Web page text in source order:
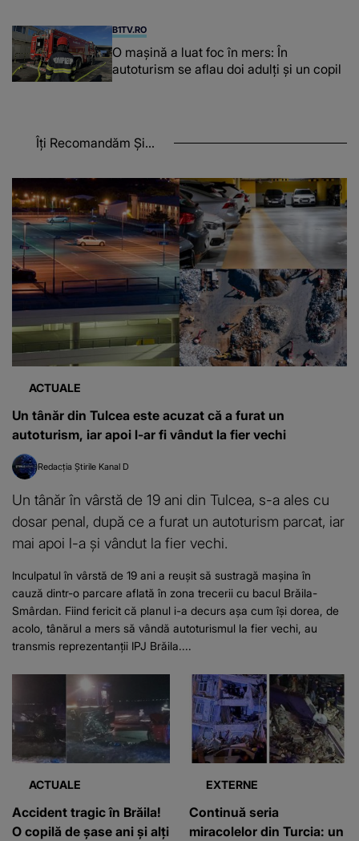
B1TV.RO
O maşină a luat foc în mers: În
autoturism se aflau doi adulți și un copil
Îți Recomandăm Și...
ACTUALE
Un tânăr din Tulcea este acuzat că a furat un
autoturism, iar apoi l-ar fi vândut la fier vechi
Redacția Știrile Kanal D
Un tânăr în vârstă de 19 ani din Tulcea, s-a ales cu
dosar penal, după ce a furat un autoturism parcat, iar
mai apoi l-a și vândut la fier vechi.
Inculpatul în vârstă de 19 ani a reușit să sustragă mașina în
cauză dintr-o parcare aflată în zona trecerii cu bacul Brăila-
Smârdan. Fiind fericit că planul i-a decurs așa cum își dorea, de
acolo, tânărul a mers să vândă autoturismul la fier vechi, au
transmis reprezentanții IPJ Brăila....
ACTUALE
Accident tragic în Brăila!
O copilă de șase ani și alți
EXTERNE
Continuă seria
miracolelor din Turcia: un